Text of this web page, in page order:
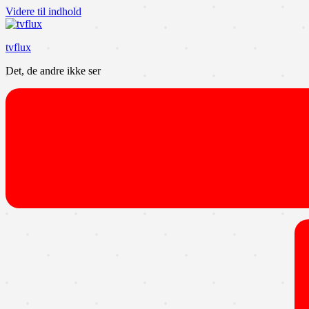
Videre til indhold
tvflux
Det, de andre ikke ser